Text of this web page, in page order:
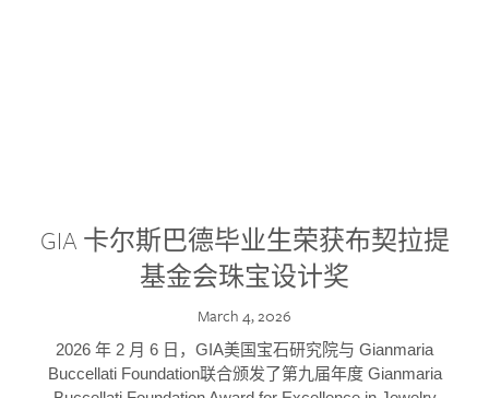
GIA 卡尔斯巴德毕业生荣获布契拉提
基金会珠宝设计奖
March 4, 2026
2026 年 2 月 6 日，GIA美国宝石研究院与 Gianmaria
Buccellati Foundation联合颁发了第九届年度 Gianmaria